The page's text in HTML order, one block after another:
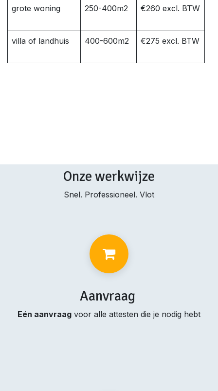
grote woning 250-400m2 €260 excl. BTW
villa of landhuis 400-600m2 €275 excl. BTW
Onze werkwijze
Snel. Professioneel. Vlot
Aanvraag
Eén aanvraag voor alle attesten die je nodig hebt